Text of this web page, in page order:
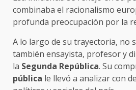
combinaba el racionalismo
profunda preocupación por la
A lo largo de su trayectoria, no
también ensayista, profesor y
la Segunda República. Su
pública le llevó a analizar con